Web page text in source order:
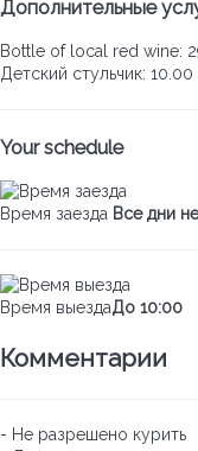
Дополнительные
Bottle of local red wine:
Детский стульчик:
Your schedule
Время заезда Все дни
Время выездаДо 10:00
Комментарии
- Не разрешено курить